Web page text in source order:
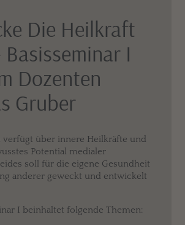
Die Heilkraft
I
Dozenten
Gruber
verfügt über innere Heilkräfte und
Potential medialer
soll für die eigene Gesundheit
anderer geweckt und entwickelt
I beinhaltet folgende Themen: